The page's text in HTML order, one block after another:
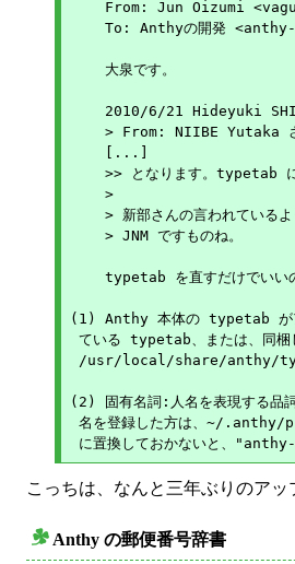
From: Jun Oizumi
To: Anthyの開発
    大泉です。
2010/6/21 Hideyuki
> From: NIIBE Yutaka
    [...]
>> となります。typetab
    >
> 新部さんの言われている
    > JNM ですものね。
typetab を直すだけでいい
(1) Anthy 本体の typetab がア
ている typetab、または、同
/usr/local/share/anthy/
(2) 固有名詞:人名を表現する品
名を登録した方は、~/
こっちは、なんと三年ぶりのアッ
Anthy の郵便番号辞書